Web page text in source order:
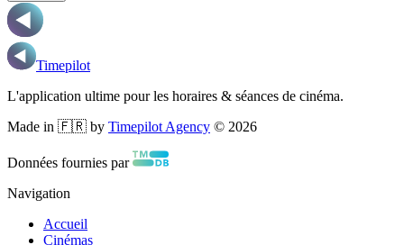
Timepilot
L'application ultime pour les horaires & séances de cinéma.
Made in 🇫🇷 by Timepilot Agency © 2026
Données fournies par
Navigation
Accueil
Cinémas